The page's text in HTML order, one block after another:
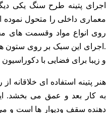
اجرای پتینه طرح سنگ یکی
معماری داخلی را متحول
روی انواع مواد وقسمت های
.اجرای این سبک بر روی ستون
و زیبا برای فضایی با
هنر پتینه استفاده ای خلاقانه
به کار بعد و عمق می بخشد.
دهنده سقف ودیوار ها است و می